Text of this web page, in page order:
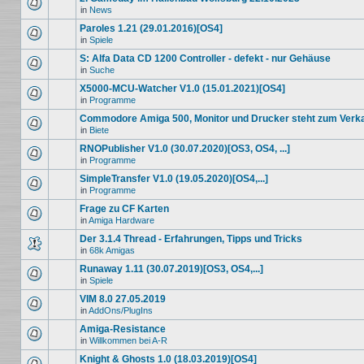
in News
Paroles 1.21 (29.01.2016)[OS4]
in Spiele
S: Alfa Data CD 1200 Controller - defekt - nur Gehäuse
in Suche
X5000-MCU-Watcher V1.0 (15.01.2021)[OS4]
in Programme
Commodore Amiga 500, Monitor und Drucker steht zum
in Biete
RNOPublisher V1.0 (30.07.2020)[OS3, OS4, ...]
in Programme
SimpleTransfer V1.0 (19.05.2020)[OS4,...]
in Programme
Frage zu CF Karten
inAmiga Hardware
Der 3.1.4 Thread - Erfahrungen, Tipps und Tricks
in 68k Amigas
Runaway 1.11 (30.07.2019)[OS3, OS4,...]
in Spiele
VIM 8.0 27.05.2019
inAddOns/PlugIns
Amiga-Resistance
in Willkommen bei A-R
Knight & Ghosts 1.0 (18.03.2019)[OS4]